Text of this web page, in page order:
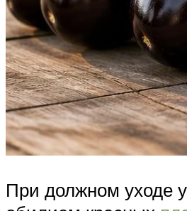
При должном уходе